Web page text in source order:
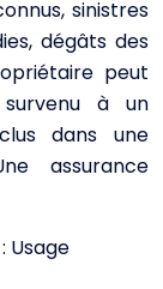
sinistres
dégâts des
peut
à un
dans une
assurance
Usage